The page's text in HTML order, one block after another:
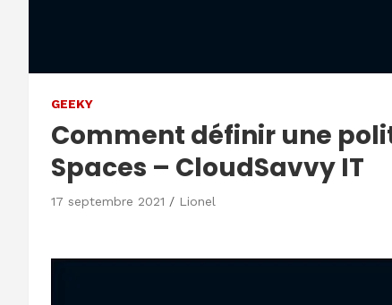
GEEKY
Comment définir une
Spaces – CloudSavvy IT
17 septembre 2021 Lionel